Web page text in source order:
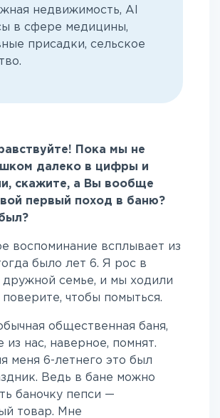
недвижимость, AI
в сфере медицины,
присадки, сельское
Пока мы не
далеко в цифры и
скажите, а Вы вообще
первый поход в баню?
воспоминание всплывает из
было лет 6. Я рос в
дружной семье, и мы ходили
чтобы помыться.
общественная баня,
из нас, наверное, помнят.
меня 6-летнего это был
Ведь в бане можно
баночку пепси —
товар. Мне